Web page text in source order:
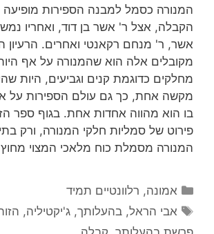
המנורה כסמל למבנה הספירות
הקבלה, אצל ר' אשר בן דוד, ואחריו
אשר, ר' מנחם רקאנטי ואחרים. הרעיון
מקובלים אלה הוא שהמנורה על אף
מחלקים כדוגמת קנים וגביעים, היות
מקשה אחת, כך גם עולם הספירות על
בו הוא מהווה אחדות אחת. בגוף ספר
פירוט של סמליות חלקי המנורה, ורק
המנורה מסמלת כוח מלאכי המצוי מחוץ
קטגוריות
אמונה, רלוונטיים תמיד
תגיות
אבי הראל,בהעלותך,ג'יקטיליה,